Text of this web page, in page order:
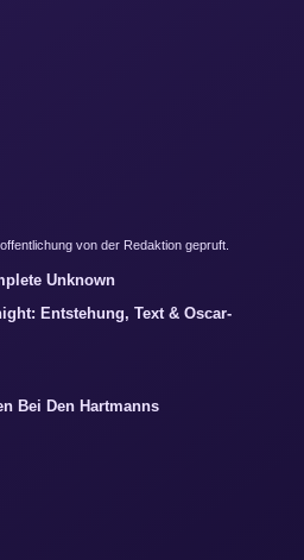
von der Redaktion gepruft.
Unknown
Entstehung, Text & Oscar-
Bei Den Hartmanns